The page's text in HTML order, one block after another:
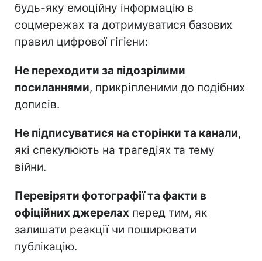
будь-яку емоційну інформацію в
соцмережах та дотримуватися базових
правил цифрової гігієни:
Не переходити за підозрілими
посиланнями, прикріпленими до подібних
дописів.
Не підписуватися на сторінки та канали,
які спекулюють на трагедіях та тему
війни.
Перевіряти фотографії та факти в
офіційних джерелах перед тим, як
залишати реакції чи поширювати
публікацію.